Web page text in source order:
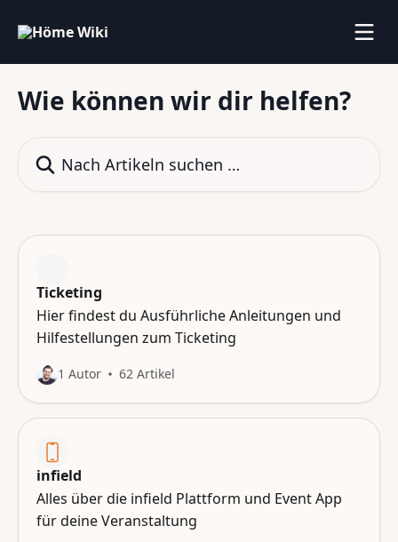
Wie können wir dir helfen?
Ticketing
Hier findest du Ausführliche Anleitungen und
Hilfestellungen zum Ticketing
1 Autor 62 Artikel
infield
Alles über die infield Plattform und Event App
für deine Veranstaltung